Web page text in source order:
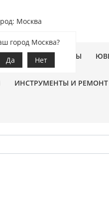
Москва
город Москва?
Да
Нет
ЗООТОВАРЫ ЦВЕТЫ
ИНСТРУМЕНТЫ И РЕМОНТ